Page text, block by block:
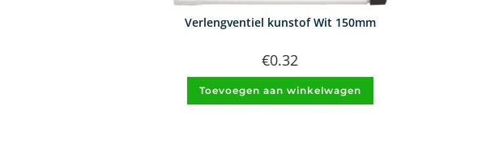
Verlengventiel kunstof Wit 150mm
€0.32
Toevoegen aan winkelwagen